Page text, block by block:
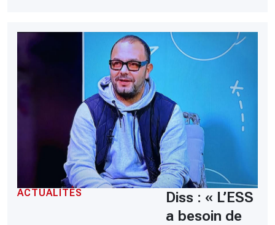
ACTUALITÉS
Diss : « L’ESS
a besoin de